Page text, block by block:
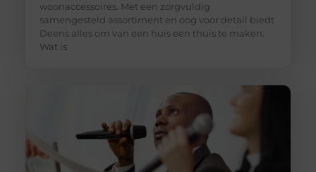
woonaccessoires. Met een zorgvuldig
samengesteld assortiment en oog voor detail biedt
Deens alles om van een huis een thuis te maken.
Wat is